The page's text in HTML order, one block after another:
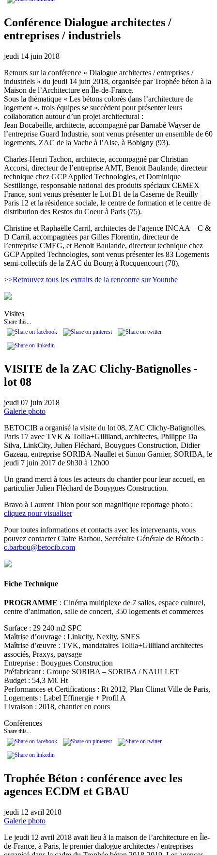
Conférence Dialogue architectes /
entreprises / industriels
jeudi 14 juin 2018
Retours sur la conférence « Dialogue architectes / entreprises /
industriels » du jeudi 14 juin 2018, organisée par Trophée béton à la
Maison de l’Architecture en Île-de-France.
Sous la thématique « Les bétons colorés dans l’architecture de
logement », trois équipes se succèdent pour présenter leurs
collaboration autour d’un projet architectural :
Jean Bocabeille, architecte, accompagné par Barnabé Wayser de
l’entreprise Guard Industrie, sont venus présenter un ensemble de 60
logements, ZAC de la Vache à l’Aise, à Bobigny (93).
Charles-Henri Tachon, architecte, accompagné par Christian
Accorsi, directeur de l’entreprise AMT, Benoit Baulande, directeur
technique chez GCP Applied Technologies, et Dominique
Sestillange, responsable national des produits spéciaux CEMEX
France, sont venus présenter le Lot B1 de la Caserne de Reuilly –
Paris 12 et la résidence sociale, le centre de formation et le centre de
distribution des Restos du Coeur à Paris (75).
Christine et Raphaëlle Carril, architectes de l’agence INCAA – C &
D Carril, accompagnées par Gilles Florentin, directeur de
l’entreprise CMEG, et Benoit Baulande, directeur technique chez
GCP Applied Technologies, sont venus présenter les 83 Logements
semi-collectifs de la ZAC du Bourg à Rocquencourt (78).
>>Retrouvez tous les extraits de la rencontre sur Youtube
Visites
Share this...
VISITE de la ZAC Clichy-Batignolles -
lot 08
jeudi 07 juin 2018
Galerie photo
BETOCIB a organisé la visite du lot 08, ZAC Clichy-Batignolles,
Paris 17 avec TVK & Tolila+Gilliland, architectes, Philippe Da
Silva, LinkCity, Julien Fléchard, Bouygues Construction, Didier
Gazeau, entreprise SORIBA-Naullet et Simon Garnier, SORIBA, le
jeudi 7 juin 2017 de 9h30 à 12h00
Un grand merci à tous les acteurs du chantier pour leur accueil, en
particulier Julien Fléchard de Bouygues Construction.
Bravo à Laurent Thion pour son magnifique reportage photo :
cliquez pour visualiser
Pour toutes informations et contacts avec les intervenants, vous
pouvez contacter Claire Barbou, Secrétaire Générale de Bétocib :
c.barbou@betocib.com
Fiche Technique
PROGRAMME : Cinéma multiplexe de 7 salles, espace culturel,
centre d’animation, salle de concert, 350 logements et commerces
Surface : 29 240 m2 SPC
Maîtrise d’ouvrage : Linkcity, Nexity, SNES
Maîtrise d’œuvre : TVK, mandataires Tolila+Gilliland architectes
associés, Praxys, paysage
Entreprise : Bouygues Construction
Préfabricant : Groupe SORIBA – SORIBA / NAULLET
Budget : 54,3 M€ Ht
Performances et Certifications : Rt 2012, Plan Climat Ville de Paris,
Logements : Label Effinergie + Profil A
Livraison : 2018, chantier en cours
Conférences
Share this...
Trophée Béton : conférence avec les
agences ECDM et GBAU
jeudi 12 avril 2018
Galerie photo
Le jeudi 12 avril 2018 avait lieu à la maison de l’architecture en Île-
de-France, à Paris, le premier dialogue architectes / entreprises